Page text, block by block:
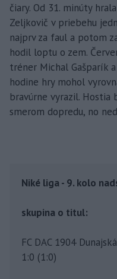
čiary. Od 31. minúty
Zeljkovič v priebehu
najprv za faul a potom
hodil loptu o zem.
tréner Michal Gašparík
hodine hry mohol
bravúrne vyrazil.
smerom dopredu, no
Niké liga - 9. kolo
skupina o titul:
FC DAC 1904
1:0 (1:0)